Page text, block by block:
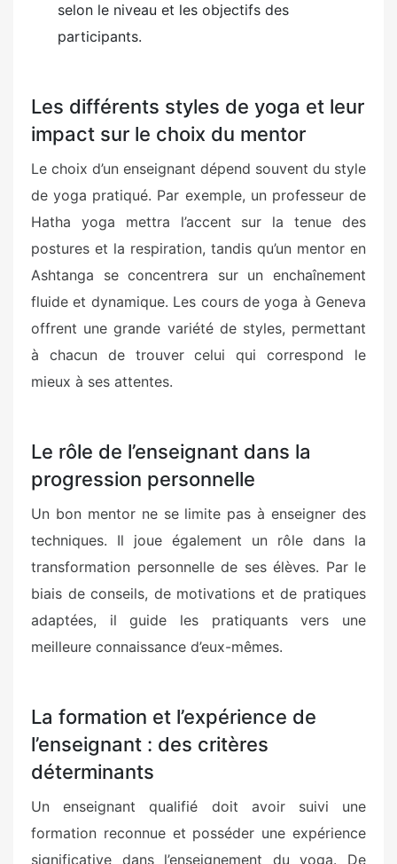
selon le niveau et les objectifs des
participants.
Les différents styles de yoga et leur
impact sur le choix du mentor
Le choix d’un enseignant dépend souvent du style
de yoga pratiqué. Par exemple, un professeur de
Hatha yoga mettra l’accent sur la tenue des
postures et la respiration, tandis qu’un mentor en
Ashtanga se concentrera sur un enchaînement
fluide et dynamique. Les cours de yoga à Geneva
offrent une grande variété de styles, permettant
à chacun de trouver celui qui correspond le
mieux à ses attentes.
Le rôle de l’enseignant dans la
progression personnelle
Un bon mentor ne se limite pas à enseigner des
techniques. Il joue également un rôle dans la
transformation personnelle de ses élèves. Par le
biais de conseils, de motivations et de pratiques
adaptées, il guide les pratiquants vers une
meilleure connaissance d’eux-mêmes.
La formation et l’expérience de
l’enseignant : des critères
déterminants
Un enseignant qualifié doit avoir suivi une
formation reconnue et posséder une expérience
significative dans l’enseignement du yoga. De